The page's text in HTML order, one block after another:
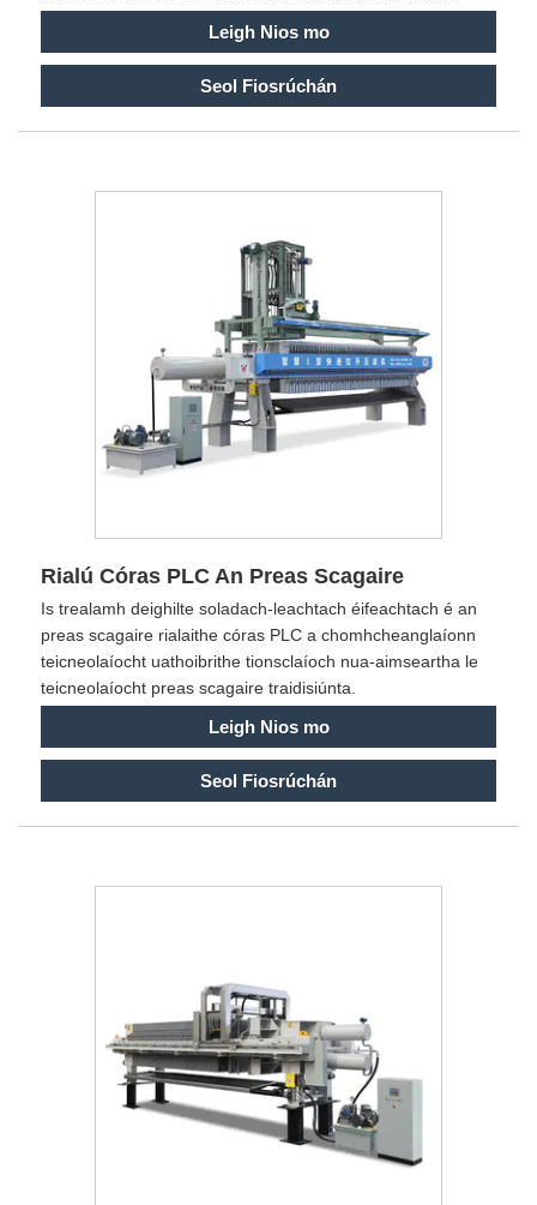
Leigh Nios mo
Seol Fiosrúchán
Rialú Córas PLC An Preas Scagaire
Is trealamh deighilte soladach-leachtach éifeachtach é an
preas scagaire rialaithe córas PLC a chomhcheanglaíonn
teicneolaíocht uathoibrithe tionsclaíoch nua-aimseartha le
teicneolaíocht preas scagaire traidisiúnta.
Leigh Nios mo
Seol Fiosrúchán